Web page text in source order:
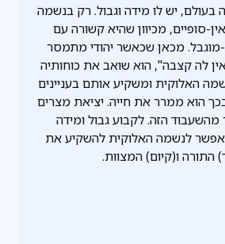
יש לו מידה וגבול. רק בנשמה
סופיים, מכיוון שהיא קשורה עם
מכאן שכאשר יהודי מתמסר
לה קצבה", הוא שואב את כוחותיה
האלוקית ומשקיע אותם בעניינים
הוא ממרר את חייה. יציאת מצרים
הזה. לקבוע גבול ומידה
לנשמה האלוקית להשקיע את
התורה ו(קיום) המצוות.